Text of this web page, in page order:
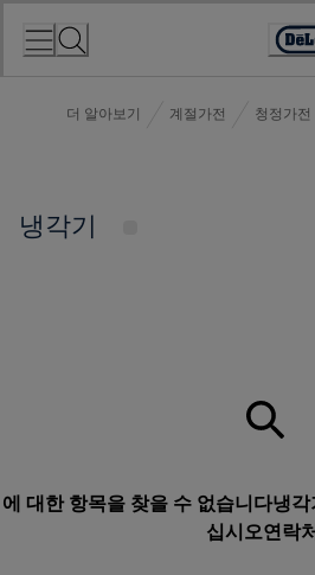
더 알아보기 계절가전 청정가전
냉각기
에 대한 항목을 찾을 수 없습니다냉
십시오연락처